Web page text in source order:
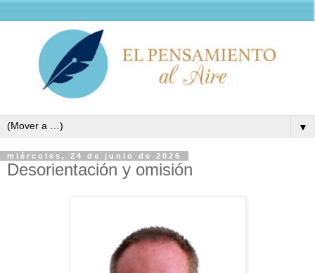
▼
miércoles, 24 de junio de 2026
Desorientación y omisión